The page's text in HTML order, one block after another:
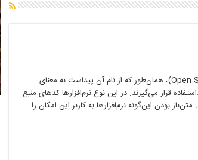
نرم‌افزارهای متن‌باز: نرم‌افزار متن‌باز یا منبع باز (Open Source Software)، همان‌طور که از نام آن پیداست به معنای
قرار می‌گیرند. در این نوع نرم‌افزارها کدهای منبع
بودن این‌گونه نرم‌افزارها به کاربر این امکان را